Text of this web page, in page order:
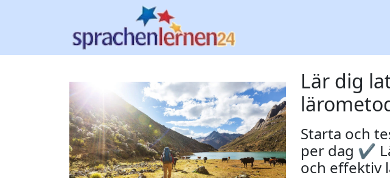
Lär dig
Starta och
per dag ✔
och effektiv